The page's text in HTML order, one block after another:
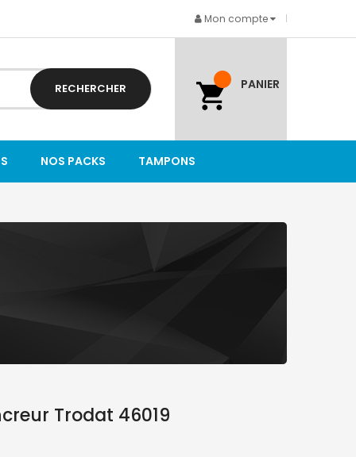
Mon compte
RECHERCHER PANIER
NOS PACKS TAMPONS
Trodat 46019